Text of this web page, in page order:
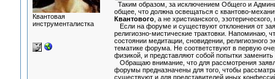
Квантовая
инструменталистка
Таким образом, за исключением Общего и
общее, что должна освещаться с квантово-
Квантового, а не христианского, эзотерического,
Если на форуме и существуют отклонения от
религиозно-мистические трактовки. Напоминаю,
состоянии медитации, сновидении, религиозного
тематике форума. Не соответствуют в первую
физикой, и представляют собой попытки
Обращаю внимание, что для рассмотрения
форумы предназначены для того, чтобы
существуют и для представителей иных